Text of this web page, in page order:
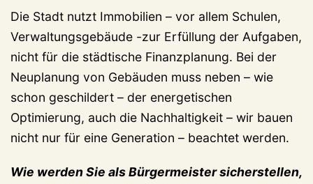
Die Stadt nutzt Immobilien – vor allem Schulen,
Verwaltungsgebäude -zur Erfüllung der Aufgaben,
nicht für die städtische Finanzplanung. Bei der
Neuplanung von Gebäuden muss neben – wie
schon geschildert – der energetischen
Optimierung, auch die Nachhaltigkeit – wir bauen
nicht nur für eine Generation – beachtet werden.
Wie werden Sie als Bürgermeister sicherstellen,